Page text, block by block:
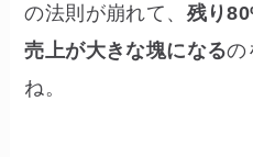
の法則が崩れて、 残り
売上が大きな塊になるの
ね。